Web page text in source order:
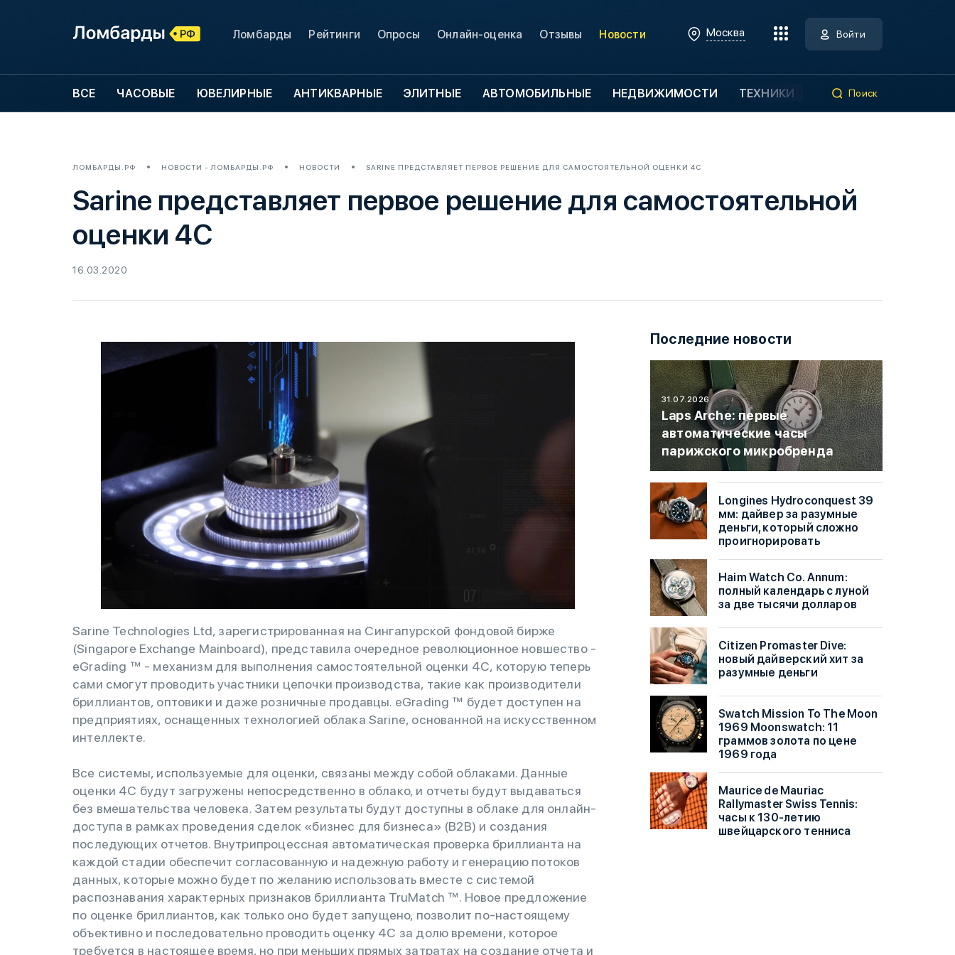
Ломбарды Рейтинги Опросы Онлайн-оценка Отзывы Новости Москва Войти
ВСЕ ЧАСОВЫЕ ЮВЕЛИРНЫЕ АНТИКВАРНЫЕ ЭЛИТНЫЕ АВТОМОБИЛЬНЫЕ НЕДВИЖИМОСТИ ТЕХНИКИ Поиск
ЛОМБАРДЫ.РФ НОВОСТИ - ЛОМБАРДЫ.РФ НОВОСТИ SARINE ПРЕДСТАВЛЯЕТ ПЕРВОЕ РЕШЕНИЕ ДЛЯ САМОСТОЯТЕЛЬНОЙ ОЦЕНКИ 4С
Sarine представляет первое решение для самостоятельной
оценки 4С
16.03.2020
Sarine Technologies Ltd, зарегистрированная на Сингапурской фондовой бирже
(Singapore Exchange Mainboard), представила очередное революционное новшество -
eGrading ™ - механизм для выполнения самостоятельной оценки 4C, которую теперь
сами смогут проводить участники цепочки производства, такие как производители
бриллиантов, оптовики и даже розничные продавцы. eGrading ™ будет доступен на
предприятиях, оснащенных технологией облака Sarine, основанной на искусственном
интеллекте.
Все системы, используемые для оценки, связаны между собой облаками. Данные
оценки 4C будут загружены непосредственно в облако, и отчеты будут выдаваться
без вмешательства человека. Затем результаты будут доступны в облаке для онлайн-
доступа в рамках проведения сделок «бизнес для бизнеса» (B2B) и создания
последующих отчетов. Внутрипроцессная автоматическая проверка бриллианта на
каждой стадии обеспечит согласованную и надежную работу и генерацию потоков
данных, которые можно будет по желанию использовать вместе с системой
распознавания характерных признаков бриллианта TruMatch ™. Новое предложение
по оценке бриллиантов, как только оно будет запущено, позволит по-настоящему
объективно и последовательно проводить оценку 4C за долю времени, которое
требуется в настоящее время, но при меньших прямых затратах на создание отчета и
Последние новости
31.07.2026
Laps Arche: первые
автоматические часы
парижского микробренда
Longines Hydroconquest 39
мм: дайвер за разумные
деньги, который сложно
проигнорировать
Haim Watch Co. Annum:
полный календарь с луной
за две тысячи долларов
Citizen Promaster Dive:
новый дайверский хит за
разумные деньги
Swatch Mission To The Moon
1969 Moonswatch: 11
граммов золота по цене
1969 года
Maurice de Mauriac
Rallymaster Swiss Tennis:
часы к 130-летию
швейцарского тенниса